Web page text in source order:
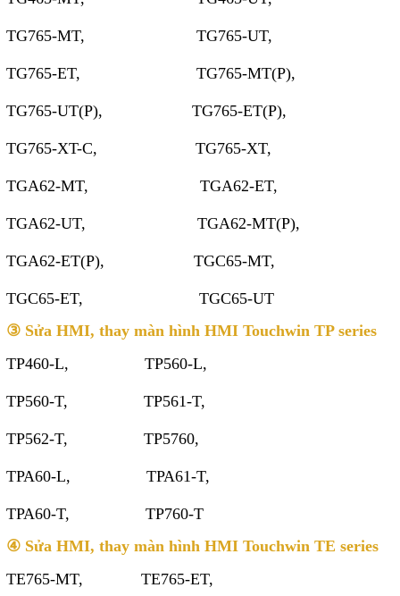
TG765-MT, TG765-UT,
TG765-ET, TG765-MT(P),
TG765-UT(P), TG765-ET(P),
TG765-XT-C, TG765-XT,
TGA62-MT, TGA62-ET,
TGA62-UT, TGA62-MT(P),
TGA62-ET(P), TGC65-MT,
TGC65-ET, TGC65-UT
③ Sửa HMI, thay màn hình HMI Touchwin TP series
TP460-L, TP560-L,
TP560-T, TP561-T,
TP562-T, TP5760,
TPA60-L, TPA61-T,
TPA60-T, TP760-T
④ Sửa HMI, thay màn hình HMI Touchwin TE series
TE765-MT, TE765-ET,